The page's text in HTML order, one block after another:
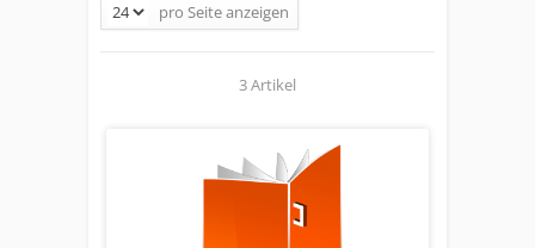
pro Seiteanzeigen
3 Artikel